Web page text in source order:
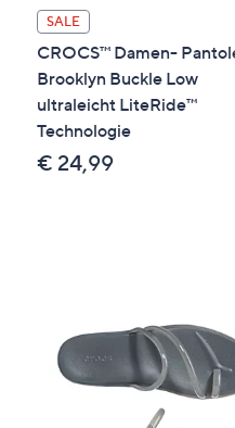
SALE
CROCS™ Damen-
Brooklyn Buckle Low
ultraleicht LiteRide™
Technologie
€ 24,99